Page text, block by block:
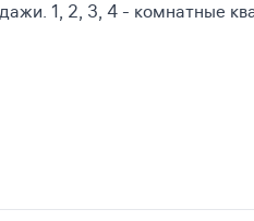
1, 2, 3, 4 - комнатные